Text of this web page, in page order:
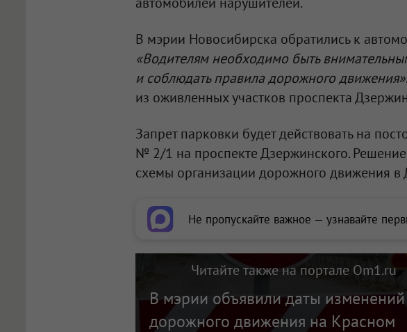
В мэрии Новосибирска обратились к
«Водителям необходимо быть
и соблюдать правила дорожного движения»
из оживленных участков проспекта
Запрет парковки будет действовать на
№ 2/1 на проспекте Дзержинского.
схемы организации дорожного движения
Не пропускайте важное — узнавайте
Читайте также на портале Om1.ru
В мэрии объявили даты изменений
дорожного движения на Красном